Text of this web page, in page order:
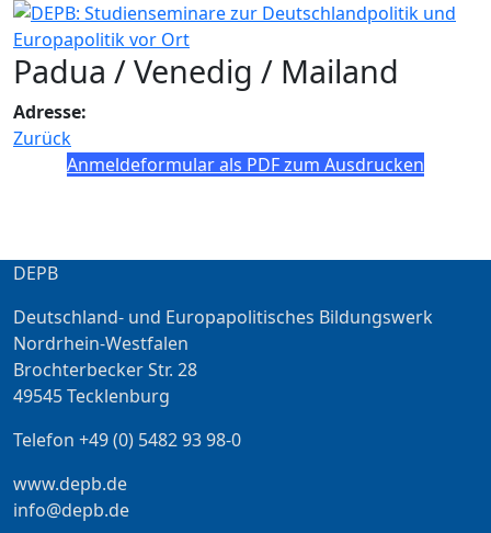
Padua / Venedig / Mailand
Adresse:
Zurück
Anmeldeformular als PDF zum Ausdrucken
DEPB
Deutschland- und Europapolitisches Bildungswerk
Nordrhein-Westfalen
Brochterbecker Str. 28
49545 Tecklenburg
Telefon +49 (0) 5482 93 98-0
www.depb.de
info@depb.de